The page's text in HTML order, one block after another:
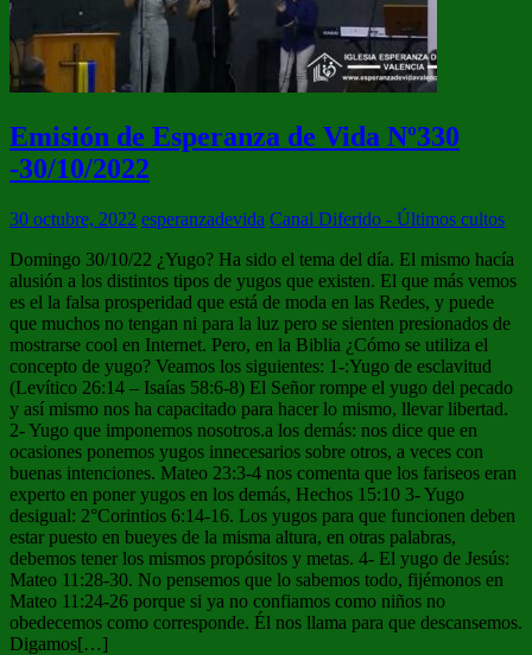
Emisión de Esperanza de Vida Nº330
-30/10/2022
30 octubre, 2022 esperanzadevida Canal Diferido - Últimos cultos
Domingo 30/10/22 ¿Yugo? Ha sido el tema del día. El mismo hacía
alusión a los distintos tipos de yugos que existen. El que más vemos
es el la falsa prosperidad que está de moda en las Redes, y puede
que muchos no tengan ni para la luz pero se sienten presionados de
mostrarse cool en Internet. Pero, en la Biblia ¿Cómo se utiliza el
concepto de yugo? Veamos los siguientes: 1-:Yugo de esclavitud
(Levítico 26:14 – Isaías 58:6-8) El Señor rompe el yugo del pecado
y así mismo nos ha capacitado para hacer lo mismo, llevar libertad.
2- Yugo que imponemos nosotros.a los demás: nos dice que en
ocasiones ponemos yugos innecesarios sobre otros, a veces con
buenas intenciones. Mateo 23:3-4 nos comenta que los fariseos eran
experto en poner yugos en los demás, Hechos 15:10 3- Yugo
desigual: 2°Corintios 6:14-16. Los yugos para que funcionen deben
estar puesto en bueyes de la misma altura, en otras palabras,
debemos tener los mismos propósitos y metas. 4- El yugo de Jesús:
Mateo 11:28-30. No pensemos que lo sabemos todo, fijémonos en
Mateo 11:24-26 porque si ya no confiamos como niños no
obedecemos como corresponde. Él nos llama para que descansemos.
Digamos[…]